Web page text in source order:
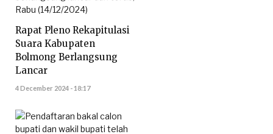
Rapat Pleno Rekapitulasi
Suara Kabupaten
Bolmong Berlangsung
Lancar
4 December 2024 - 18:17